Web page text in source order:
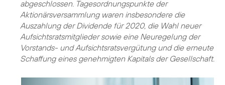
abgeschlossen. Tagesordnungspunkte der
Aktionärsversammlung waren insbesondere die
Auszahlung der Dividende für 2020, die Wahl neuer
Aufsichtsratsmitglieder sowie eine Neuregelung der
Vorstands- und Aufsichtsratsvergütung und die erneute
Schaffung eines genehmigten Kapitals der Gesellschaft.